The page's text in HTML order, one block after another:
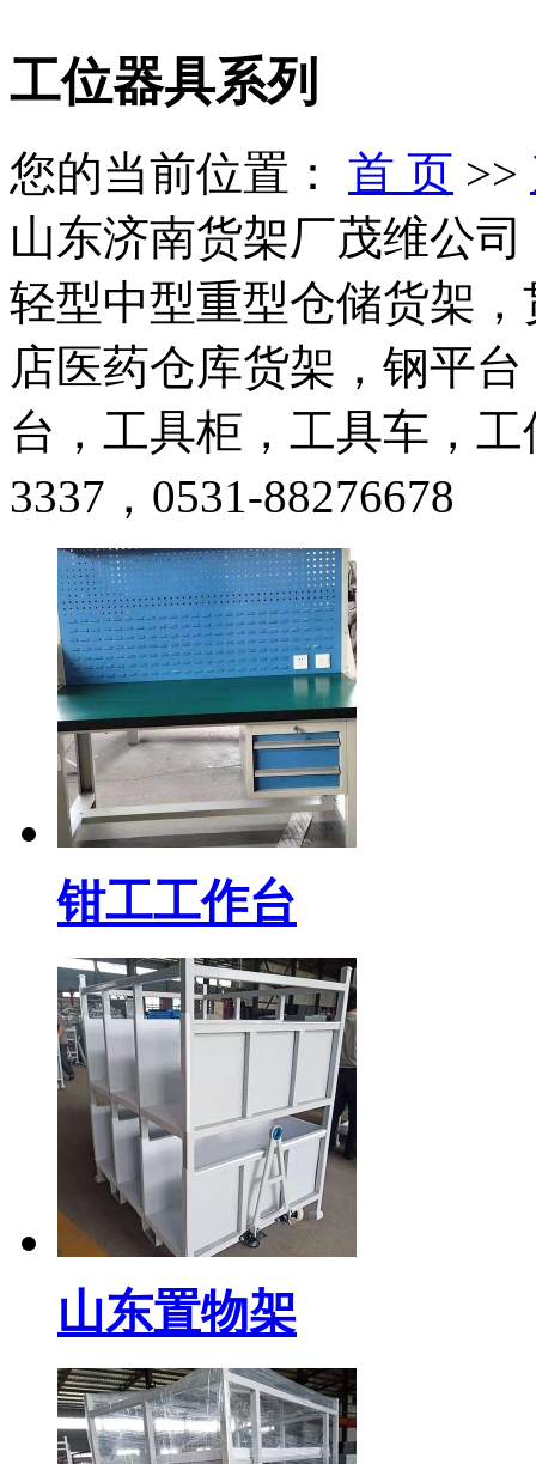
工位器具系列
您的当前位置： 首 页 >>
山东济南货架厂茂维公
轻型中型重型仓储货架
店医药仓库货架，钢平
台，工具柜，工具车，
3337，0531-88276678
钳工工作台
山东置物架